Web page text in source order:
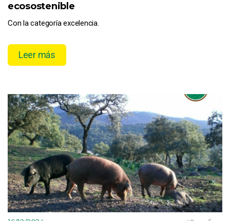
ecosostenible
Con la categoría excelencia.
Leer más